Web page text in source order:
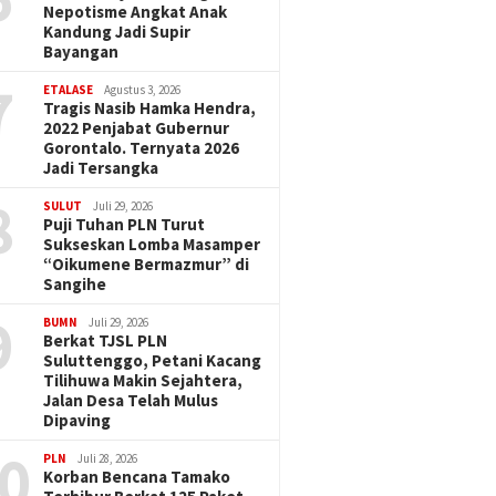
Nepotisme Angkat Anak
Kandung Jadi Supir
Bayangan
ETALASE Agustus 3, 2026
Tragis Nasib Hamka Hendra,
2022 Penjabat Gubernur
Gorontalo. Ternyata 2026
Jadi Tersangka
SULUT Juli 29, 2026
Puji Tuhan PLN Turut
Sukseskan Lomba Masamper
“Oikumene Bermazmur” di
Sangihe
BUMN Juli 29, 2026
Berkat TJSL PLN
Suluttenggo, Petani Kacang
Tilihuwa Makin Sejahtera,
Jalan Desa Telah Mulus
Dipaving
PLN Juli 28, 2026
Korban Bencana Tamako